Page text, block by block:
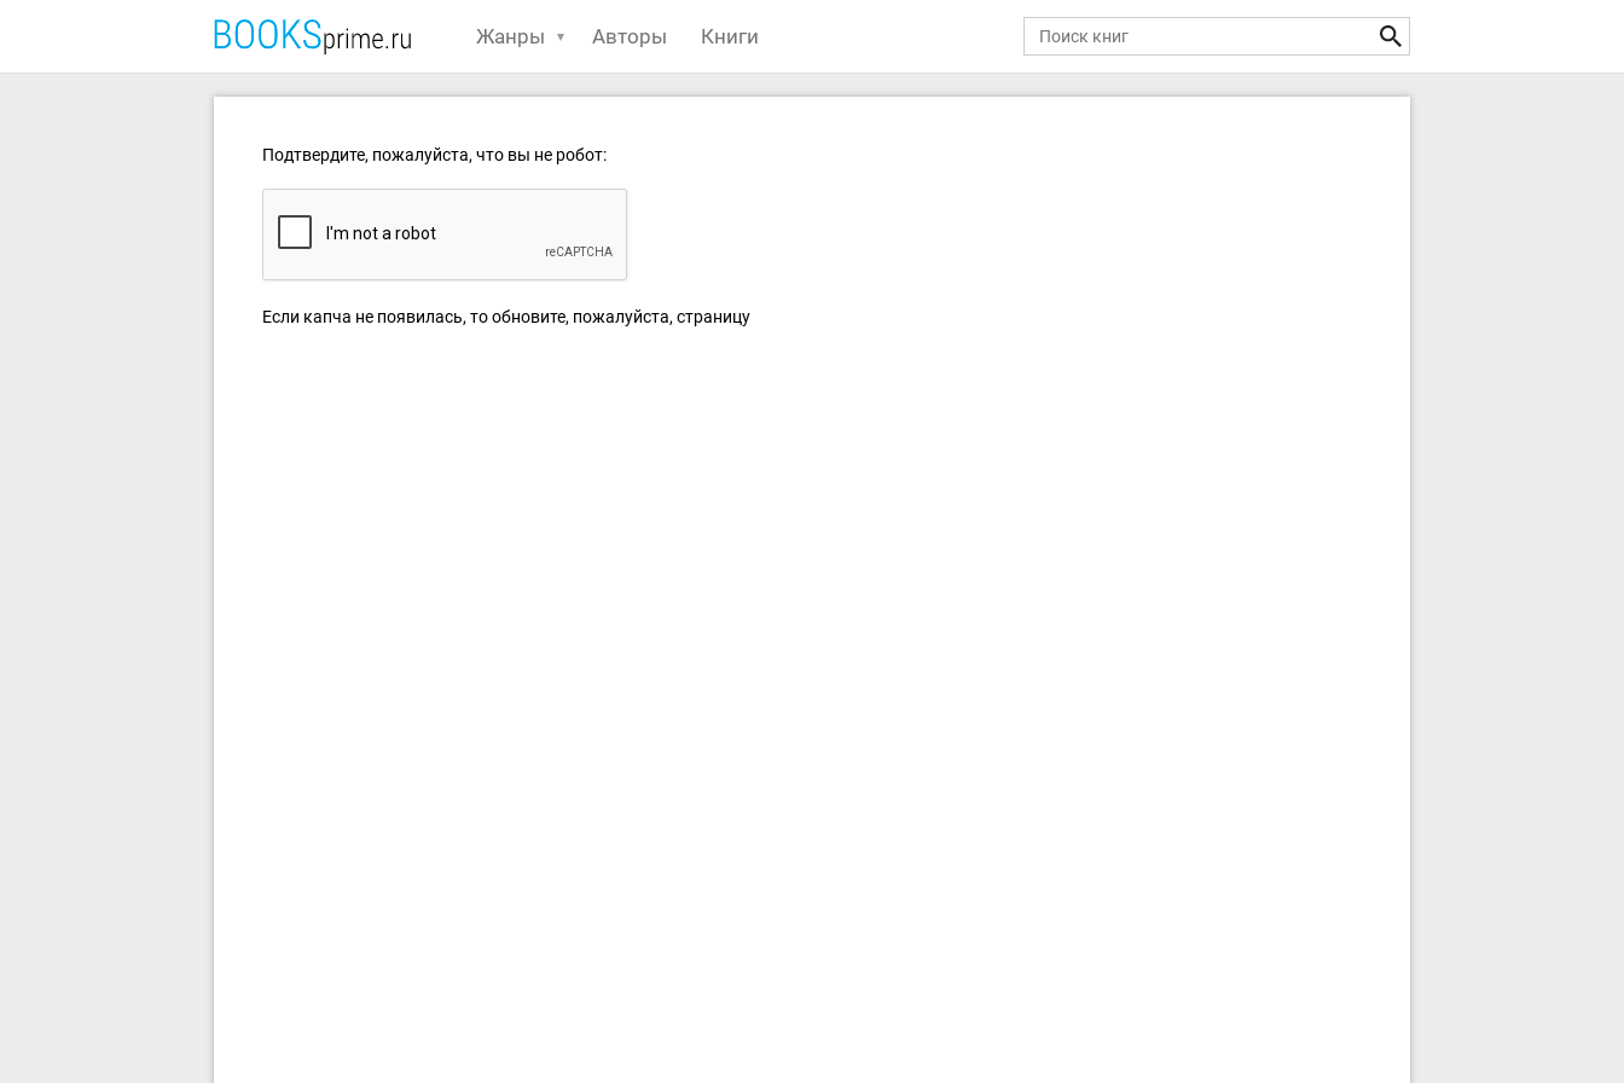
Жанры Авторы Книги
Подтвердите, пожалуйста, что вы не робот:
Если капча не появилась, то обновите, пожалуйста, страницу